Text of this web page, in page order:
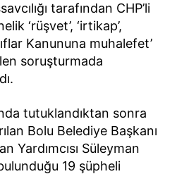
tarafından CHP’li
‘rüşvet’, ‘irtikap’,
Kanununa muhalefet’
soruşturmada
tutuklandıktan sonra
Bolu Belediye Başkanı
Yardımcısı Süleyman
19 şüpheli